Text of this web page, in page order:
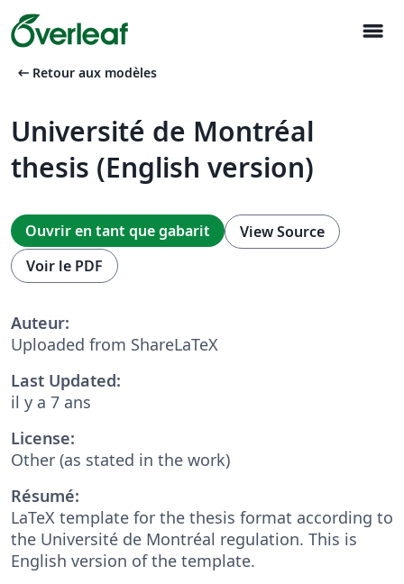
menu
arrow_left_alt Retour aux modèles
Université de Montréal
thesis (English version)
Ouvrir en tant que gabarit
View Source
Voir le PDF
Auteur:
Uploaded from ShareLaTeX
Last Updated:
il y a 7 ans
License:
Other (as stated in the work)
Résumé:
LaTeX template for the thesis format according to
the Université de Montréal regulation. This is
English version of the template.